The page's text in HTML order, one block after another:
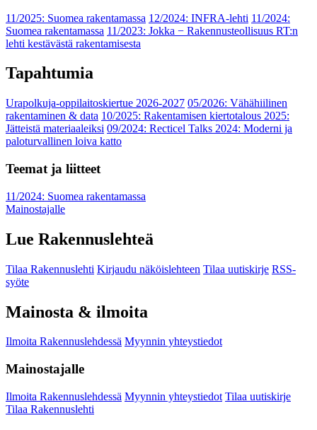
11/2025: Suomea rakentamassa 12/2024: INFRA-lehti 11/2024:
Suomea rakentamassa 11/2023: Jokka − Rakennusteollisuus RT:n
lehti kestävästä rakentamisesta
Tapahtumia
Urapolkuja-oppilaitoskiertue 2026-2027 05/2026: Vähähiilinen
rakentaminen & data 10/2025: Rakentamisen kiertotalous 2025:
Jätteistä materiaaleiksi 09/2024: Recticel Talks 2024: Moderni ja
paloturvallinen loiva katto
Teemat ja liitteet
11/2024: Suomea rakentamassa
Mainostajalle
Lue Rakennuslehteä
Tilaa Rakennuslehti Kirjaudu näköislehteen Tilaa uutiskirje RSS-
syöte
Mainosta & ilmoita
Ilmoita Rakennuslehdessä Myynnin yhteystiedot
Mainostajalle
Ilmoita Rakennuslehdessä Myynnin yhteystiedot Tilaa uutiskirje
Tilaa Rakennuslehti